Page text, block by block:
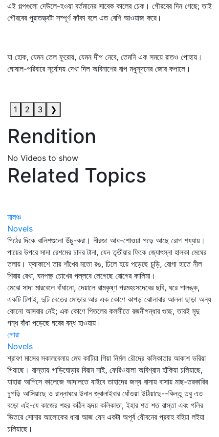
এই গল্পগুলো দেউলে-হওয়া বর্তমানের সাবেক কালের চেক। গৌরবের দিন গেছে; তাই
গৌরবের পুরাতত্ত্বটা সম্পূর্ণ ফাঁকা বলে এত বেশি আওয়াজ করে।
যা হোক, যেমন তেল ফুরোয়, যেমন দীপ নেবে, তেমনি এক সময়ে রাতও পোহায়।
ঘোষাল-পরিবারে সূর্যোদয় দেখা দিল অবিনাশের বাপ মধুসূদনের জোর কপালে।
1 2 3 ❯
Rendition
No Videos to show
Related Topics
মালঞ্চ
Novels
পিঠের দিকে বালিশগুলো উঁচু-করা। নীরজা আধ-শোওয়া পড়ে আছে রোগ শয্যায়।
পায়ের উপরে সাদা রেশমের চাদর টানা, যেন তৃতীয়ার ফিকে জ্যোৎস্না হালকা মেঘের
তলায়। ফ্যাকাশে তার শাঁখের মতো রঙ, ঢিলে হয়ে পড়েছে চুড়ি, রোগা হাতে নীল
শিরার রেখা, ঘনপক্ষ্ণ চোখের পল্লবে লেগেছে রোগের কালিমা।
মেঝে সাদা মারবেলে বাঁধানো, দেয়ালে রামকৃষ্ণ পরমহংসদেবের ছবি, ঘরে পালঙ্ক,
একটি টিপাই, দুটি বেতের মোড়ার আর এক কোণে কাপড় ঝোলাবার আলনা ছাড়া অন্য
কোনো আসবার নেই; এক কোণে পিতলের কলসীতে রজনীগন্ধার গুচ্ছ, তারই মৃদু
গন্ধ বাঁধা পড়েছে ঘরের বন্ধ হাওয়ায়।
গোরা
Novels
শ্রাবণ মাসের সকালবেলায় মেঘ কাটিয়া গিয়া নির্মল রৌদ্রে কলিকাতার আকাশ ভরিয়া
গিয়াছে। রাস্তায় গাড়িঘোড়ার বিরাম নাই, ফেরিওয়ালা অবিশ্রাম হাঁকিয়া চলিয়াছে,
যাহারা আপিসে কালেজে আদালতে যাইবে তাহাদের জন্য বাসায় বাসায় মাছ-তরকারির
চুপড়ি আসিয়াছে ও রান্নাঘরে উনান জ্বালাইবার ধোঁওয়া উঠিয়াছে--কিন্তু তবু এত
বড়ো এই-যে কাজের শহর কঠিন হৃদয় কলিকাতা, ইহার শত শত রাস্তা এবং গলির
ভিতরে সোনার আলোকের ধারা আজ যেন একটা অপূর্ব যৌবনের প্রবাহ বহিয়া লইয়া
চলিয়াছে।